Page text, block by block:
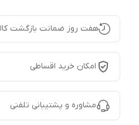
هفت روز ضمانت بازگشت کالا
امکان خرید اقساطی
مشاوره و پشتیبانی تلفنی